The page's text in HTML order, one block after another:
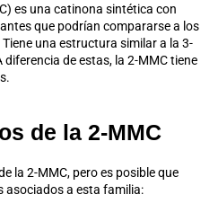
es una catinona sintética con
que podrían compararse a los
Tiene una estructura similar a la 3-
diferencia de estas, la 2-MMC tiene
de la 2-MMC
la 2-MMC, pero es posible que
asociados a esta familia: